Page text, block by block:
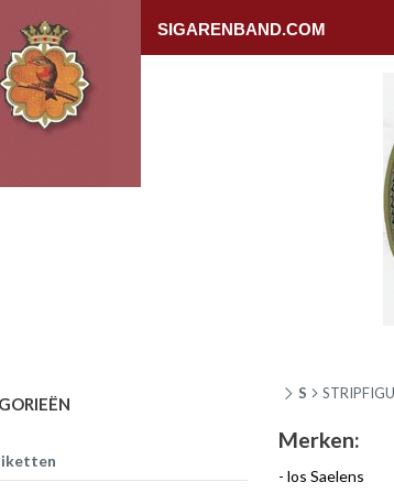
SIGARENBAND.COM
S
Merken:
los Saelens